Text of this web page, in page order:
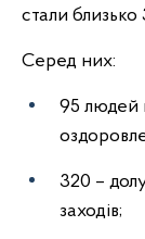
стали
Серед них:
95 людей
320 –
заходів;